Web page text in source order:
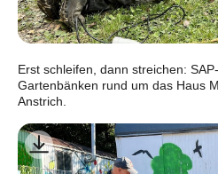
Erst schleifen, dann streichen:
Gartenbänken rund um das Haus
Anstrich.